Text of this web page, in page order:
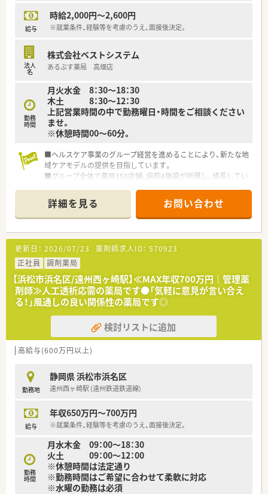
■薬剤師1～2名体制で対応されております。
給与
時給2,000円～2,600円
※就業条件、経験等を考慮のうえ、面接後決定。
法人
名
株式会社ベストシステム
あるぷす薬局 高畑店
勤務
時間
月火水金 8：30～18：30
木土 8：30～12：30
上記営業時間の中で勤務曜日・時間をご相談ください
ませ。
※休憩時間00～60分。
■ヘルスケア事業のグループ経営を進めることにより、新たな地
域ケアモデルの提供を目指しています。
■グループ全体で薬局158店舗、病院4施設が所属し、成長してい
■認定薬剤師、かかりつけ薬剤師取得、在宅業務へのサポートを
積極的に行っています。
■内科、小児科、皮膚科、婦人科、アレルギー科と、様々な処方に
携わることができます♪
■処方箋は1日あたり40～50枚ほど！
■在勤の薬剤師様は薬剤師常時2名、事務の方もいらっしゃるた
め、常に複数名体制の環境です！
詳細を見る お問い合わせ
更新日： 2026/07/23 薬剤師求人ID： 570923
正社員
調剤薬局
【浜松市浜名区/遠州西ヶ崎駅】≪MAX年収700万円｜管理薬
剤師≫人工透析応需の薬局です●「気軽に意見が言い合え
る！」風通しの良い関係性の薬局です◎
検討リストに追加
高給与(600万円以上)
勤務地
静岡県 浜松市浜名区
遠州西ヶ崎駅 (遠州鉄道鉄道線)
給与
年収650万円～700万円
※就業条件、経験等を考慮のうえ、面接後決定。
勤務
時間
月水木金 09：00～18：30
火土 09：00～12：00
※休憩時間は法定通り
※勤務時間はご希望に合わせて柔軟に対応
※水曜の勤務は必須